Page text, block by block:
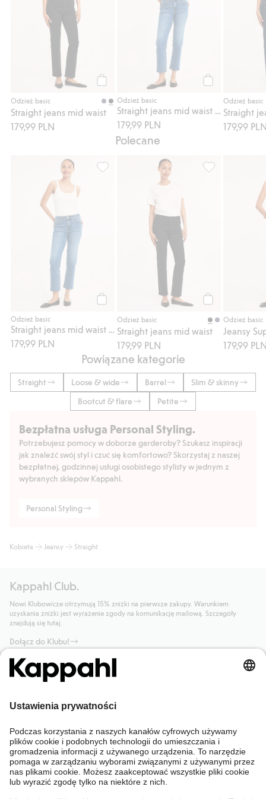
Odzież basic
Straight jeans mid waist
179,99 PLN
Odzież basic
179,99 PLN
Odzież basic
Straight
179,99
Polecane
Odzież basic
179,99 PLN
Straight jeans mid waist short leg, Dodaj
Odzież basic
Straight jeans mid waist
179,99 PLN
Straight jeans
Odzież basic
179,99
Powiązane kategorie
Straight Loose & wide Barrel
Slim & skinny
Bootcut & flare
Petite
Bezpłatna usługa Personal Styling.
Potrzebujesz pomocy w doborze garderoby? Szukasz inspiracji
jak znaleźć swój styl i czuć się komfortowo? Skorzystaj z naszej
bezpłatnej, godzinnej usługi osobistego stylisty w jednym z
wybranych sklepów Kappahl.
Personal Styling
Kobieta Jeansy Straight
Kappahl Club.
Nowi Klubowicze otrzymują 15% zniżki na pierwsze zakupy. Warunkiem
uzyskania zniżki jest wyrażenie zgody na komunikację mailową. Szczegóły
znajdują się tutaj.
Dołącz do Klubu!
Potrzebujesz pomocy?
Sklep internetowy
Kappahl Club